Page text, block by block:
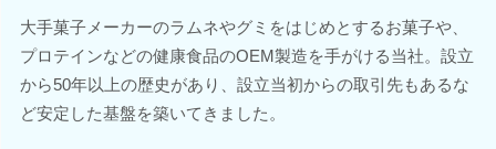
大手菓子メーカーのラムネやグミをはじめとするお菓子や、
プロテインなどの健康食品のOEM製造を手がける当社。設立
から50年以上の歴史があり、設立当初からの取引先もあるな
ど安定した基盤を築いてきました。